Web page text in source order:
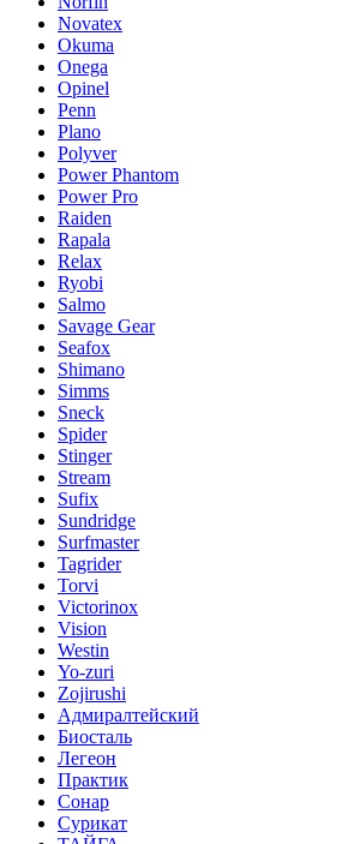
Novatex
Okuma
Onega
Opinel
Penn
Plano
Polyver
Power Phantom
Power Pro
Raiden
Rapala
Relax
Ryobi
Salmo
Savage Gear
Seafox
Shimano
Simms
Sneck
Spider
Stinger
Stream
Sufix
Sundridge
Surfmaster
Tagrider
Torvi
Victorinox
Vision
Westin
Yo-zuri
Zojirushi
Адмиралтейский
Биосталь
Легеон
Практик
Сонар
Сурикат